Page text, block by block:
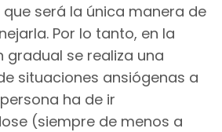
será la única manera de
Por lo tanto, en la
gradual se realiza una
situaciones ansiógenas a
ha de ir
(siempre de menos a